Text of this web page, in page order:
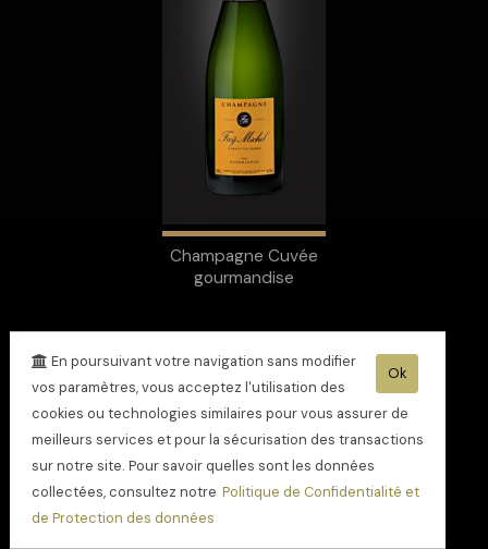
Champagne Cuvée
gourmandise
Ok
En poursuivant votre navigation sans modifier
vos paramètres, vous acceptez l'utilisation des
cookies ou technologies similaires pour vous assurer de
meilleurs services et pour la sécurisation des transactions
sur notre site. Pour savoir quelles sont les données
collectées, consultez notre Politique de Confidentialité et
de Protection des données